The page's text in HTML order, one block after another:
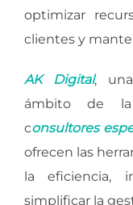
optimizar
clientes y
AK Digital,
ámbito de la
consultores
ofrecen las
la eficiencia,
simplificar la